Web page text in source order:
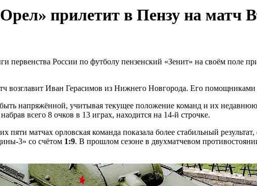
прилетит в Пензу на матч
первенства России по футболу пензенский «Зенит» на своём поле
возглавит Иван Герасимов из Нижнего Новгорода. Его
напряжённой, учитывая текущее положение команд и их
всего 8 очков в 13 играх, находится на 14-й строчке.
пяти матчах орловская команда показала более стабильный
3» со счётом 1:9. В прошлом сезоне в двухматчевом